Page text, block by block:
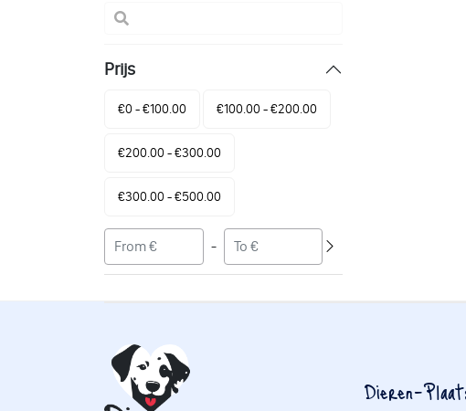
Prijs
€0 - €100.00 €100.00 - €200.00
€200.00 - €300.00
€300.00 - €500.00
-
Dieren-